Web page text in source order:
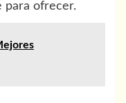
para ofrecer.